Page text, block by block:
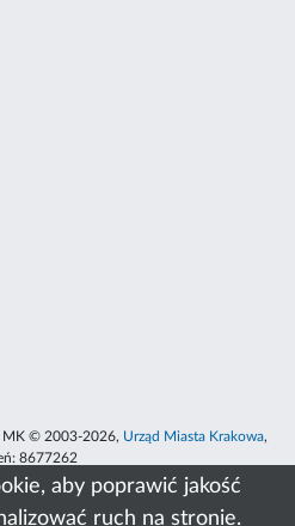
aby poprawić jakość
ruch na stronie.
MK © 2003-2026, Urząd Miasta Krakowa,
8677262